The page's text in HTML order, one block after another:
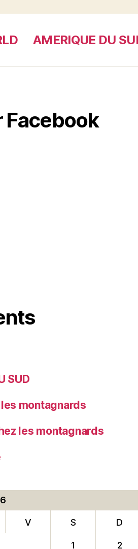
AMERIQUE DU
Facebook
SUD
montagnards
les montagnards
V S D
1 2